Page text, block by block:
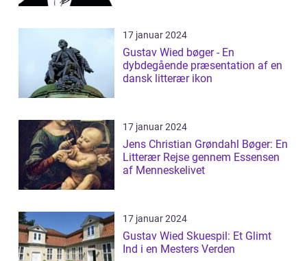
17 januar 2024
Gustav Wied bøger - En
dybdegående præsentation af en
dansk litterær ikon
17 januar 2024
Jens Christian Grøndahl Bøger: En
Litterær Rejse gennem Essensen
af Menneskelivet
17 januar 2024
Gustav Wied Skuespil: Et Glimt
Ind i en Mesters Verden